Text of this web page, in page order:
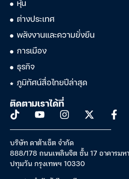
หุ้น
ต่างประเทศ
พลังงานและความยั่งยืน
การเมือง
ธุรกิจ
ภูมิทัศน์สื่อไทยปีล่าสุด
ติดตามเราได้ที่
บริษัท ดาต้าเซ็ต จำกัด
888/178 ถนนเพลินจิต ชั้น 17 อาคารม
ปทุมวัน กรุงเทพฯ 10330